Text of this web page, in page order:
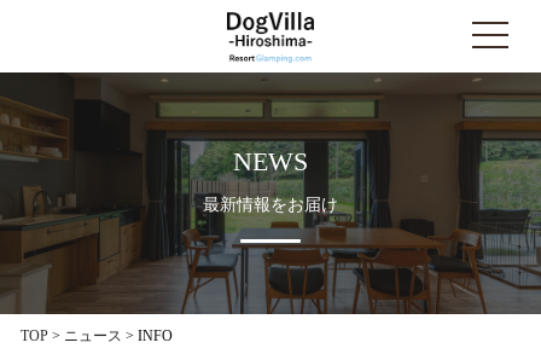
NEWS
最新情報をお届け
TOP> ニュース > INFO